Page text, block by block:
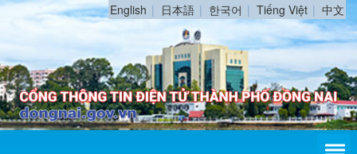
English 日本語 한국어 Tiếng Việt 中文